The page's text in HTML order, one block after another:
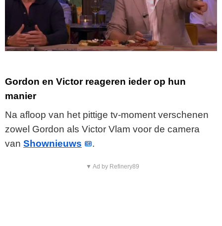
Gordon en Victor reageren ieder op hun
manier
Na afloop van het pittige tv-moment verschenen
zowel Gordon als Victor Vlam voor de camera
van Shownieuws .
▼ Ad by Refinery89